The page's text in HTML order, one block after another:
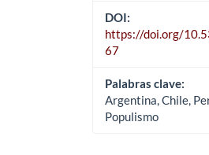
DOI:
https://doi.org/
67
Palabras clave:
Argentina, Chile,
Populismo